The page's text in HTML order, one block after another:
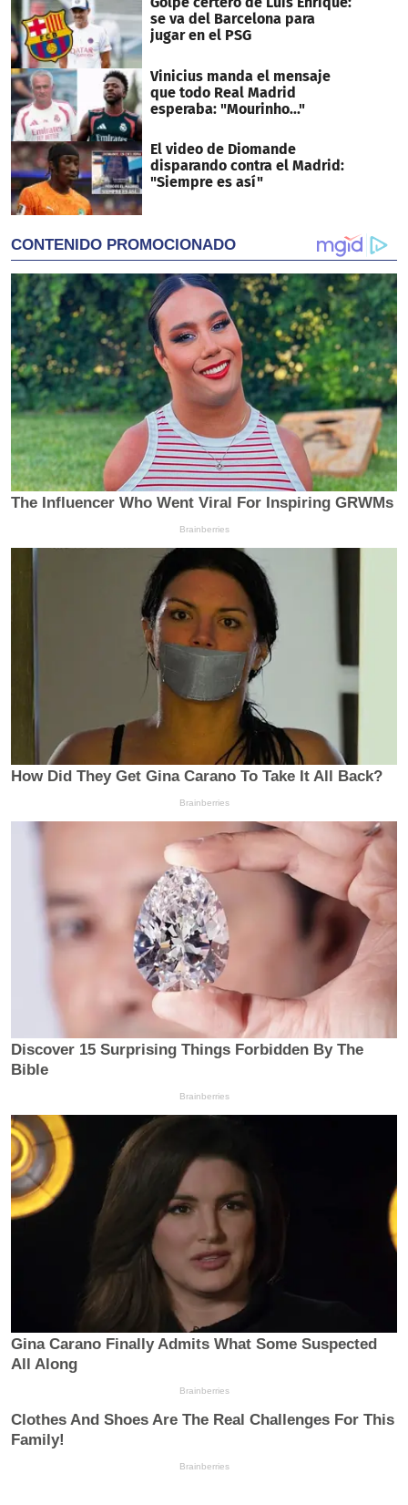
se va del Barcelona para
jugar en el PSG
Vinicius manda el mensaje
que todo Real Madrid
esperaba: "Mourinho..."
El video de Diomande
disparando contra el Madrid:
"Siempre es así"